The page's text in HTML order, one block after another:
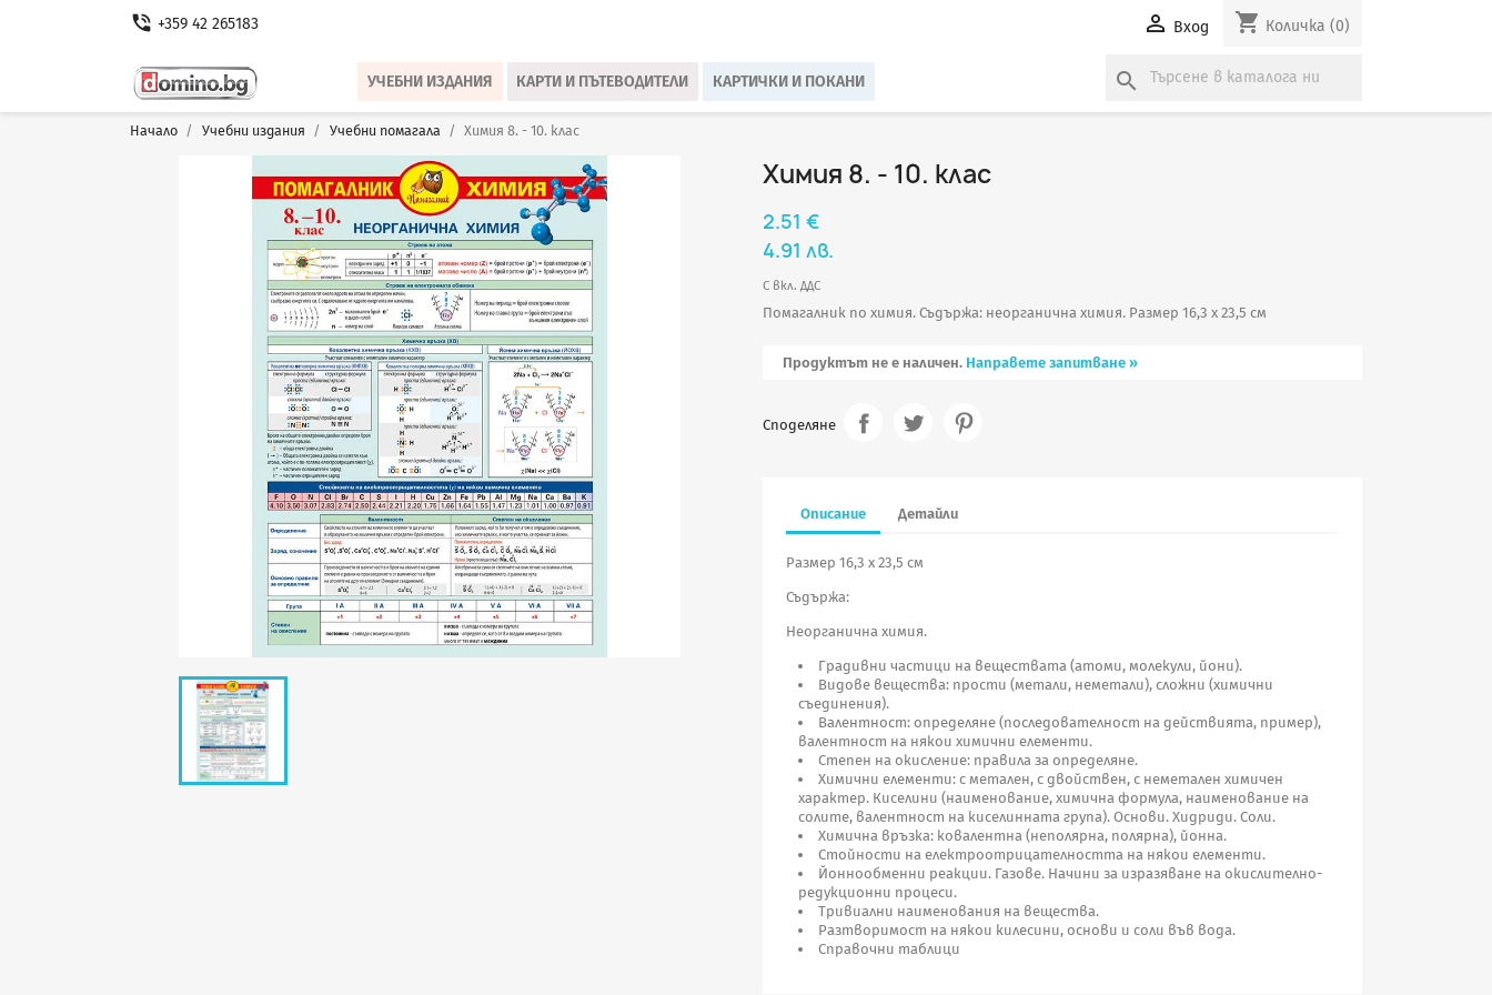
phone_in_talk +359 42 265183  Вход shopping_cart Количка (0)
УЧЕБНИ ИЗДАНИЯ КАРТИ И ПЪТЕВОДИТЕЛИ КАРТИЧКИ И ПОКАНИ search
Начало Учебни издания Учебни помагала Химия 8. - 10. клас
Химия 8. - 10. клас
2.51 €
4.91 лв.
С вкл. ДДС
Помагалник по химия. Съдържа: неорганична химия. Размер 16,3 х 23,5 см
Продуктът не е наличен. Направете запитване »
Споделяне
Описание Детайли
Размер 16,3 х 23,5 см
Съдържа:
Неорганична химия.
Градивни частици на веществата (атоми, молекули, йони).
Видове вещества: прости (метали, неметали), сложни (химични
съединения).
Валентност: определяне (последователност на действията, пример),
валентност на някои химични елементи.
Степен на окисление: правила за определяне.
Химични елементи: с метален, с двойствен, с неметален химичен
характер. Киселини (наименование, химична формула, наименование на
солите, валентност на киселинната група). Основи. Хидриди. Соли.
Химична връзка: ковалентна (неполярна, полярна), йонна.
Стойности на електроотрицателността на някои елементи.
Йоннообменни реакции. Газове. Начини за изразяване на окислително-
редукционни процеси.
Тривиални наименования на вещества.
Разтворимост на някои килесини, основи и соли във вода.
Справочни таблици